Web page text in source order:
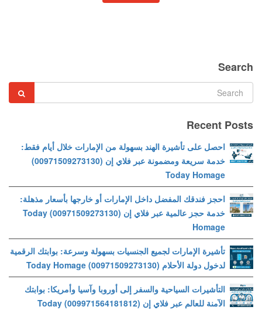
Search
Recent Posts
احصل على تأشيرة الهند بسهولة من الإمارات خلال أيام فقط:
خدمة سريعة ومضمونة عبر فلاي إن (00971509273130)
Today Homage
احجز فندقك المفضل داخل الإمارات أو خارجها بأسعار مذهلة:
خدمة حجز عالمية عبر فلاي إن (00971509273130) Today
Homage
تأشيرة الإمارات لجميع الجنسيات بسهولة وسرعة: بوابتك الرقمية
لدخول دولة الأحلام (00971509273130) Today Homage
التأشيرات السياحية والسفر إلى أوروبا وآسيا وأمريكا: بوابتك
الآمنة للعالم عبر فلاي إن (009971564181812) Today